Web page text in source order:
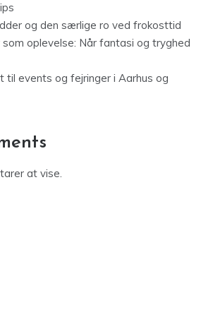
og den særlige ro ved frokosttid
oplevelse: Når fantasi og tryghed
til events og fejringer i Aarhus og
at vise.